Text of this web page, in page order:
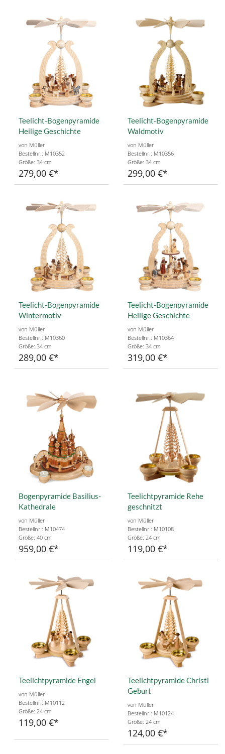
Teelicht-Bogenpyramide
Heilige Geschichte
von Müller
Bestellnr.: M10352
Größe: 34 cm
279,00 €
Teelicht-Bogenpyramide
Waldmotiv
von Müller
Bestellnr.: M10356
Größe: 34 cm
299,00 €
Teelicht-Bogenpyramide
Wintermotiv
von Müller
Bestellnr.: M10360
Größe: 34 cm
289,00 €
Teelicht-Bogenpyramide
Heilige Geschichte
von Müller
Bestellnr.: M10364
Größe: 34 cm
319,00 €
Bogenpyramide Basilius-
Kathedrale
von Müller
Bestellnr.: M10474
Größe: 40 cm
959,00 €
Teelichtpyramide Rehe
geschnitzt
von Müller
Bestellnr.: M10108
Größe: 24 cm
119,00 €
Teelichtpyramide Engel
von Müller
Bestellnr.: M10112
Größe: 24 cm
119,00 €
Teelichtpyramide Christi
Geburt
von Müller
Bestellnr.: M10124
Größe: 24 cm
124,00 €